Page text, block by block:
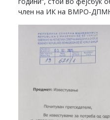
член на ИК на ВМРО-